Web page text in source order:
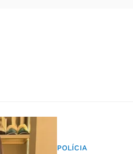
POLÍCIA